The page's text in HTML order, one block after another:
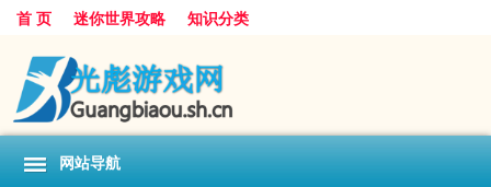
首 页 迷你世界攻略 知识分类
网站导航